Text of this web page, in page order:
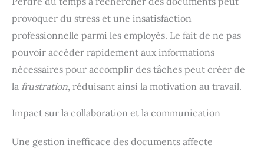
provoquer du stress et une insatisfaction
professionnelle parmi les employés. Le fait de ne pas
pouvoir accéder rapidement aux informations
nécessaires pour accomplir des tâches peut créer de
la frustration, réduisant ainsi la motivation au travail.
Impact sur la collaboration et la communication
Une gestion inefficace des documents affecte